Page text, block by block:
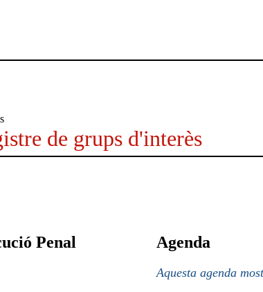
de grups d'interès
Penal Agenda
Aquesta agenda